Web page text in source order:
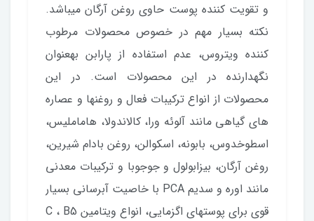
و تقویت کننده پوست حاوی روغن آرگان میباشد.
نکته بسیار مهم در خصوص محصولات مرطوب
کننده ویتروس، عدم استفاده از پارابن به­عنوان
نگهدارنده در این محصولات است. در این
محصولات از انواع ترکیبات فعال و روغنها و عصاره
های گیاهی مانند آلوئه ورا، کالاندولا، هاماملیس،
اسطوخدوس، بابونه، اسکوالن، روغن بادام شیرین،
روغن آرگان، بیزابولول و جوجوبا و ترکیبات معدنی
مانند اوره و سدیم PCA با خاصیت آبرسانی بسیار
قوی برای پوستهای اگزمایی، انواع ویتامین C ، B5